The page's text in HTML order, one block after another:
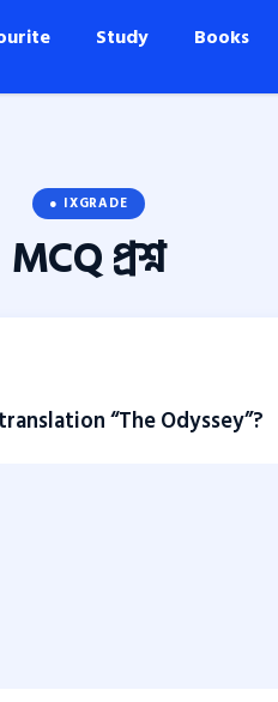
Study Books
● IXGRADE
MCQপ্রশ্ন
“The Odyssey”?